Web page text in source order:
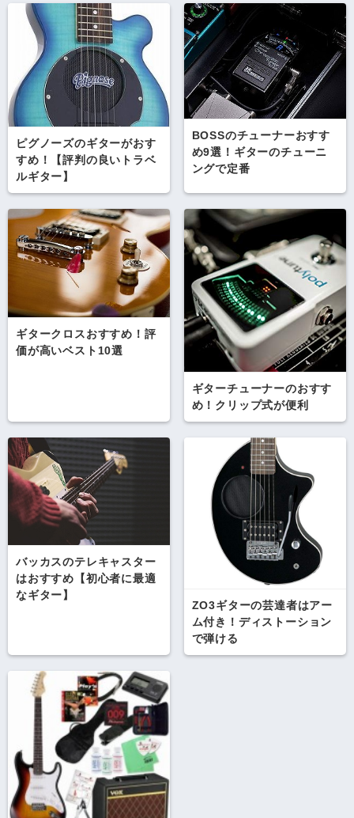
ピグノーズのギターがおす
すめ！【評判の良いトラベ
ルギター】
BOSSのチューナーおすす
め9選！ギターのチューニ
ングで定番
ギタークロスおすすめ！評
価が高いベスト10選
ギターチューナーのおすす
め！クリップ式が便利
バッカスのテレキャスター
はおすすめ【初心者に最適
なギター】
ZO3ギターの芸達者はアー
ム付き！ディストーション
で弾ける